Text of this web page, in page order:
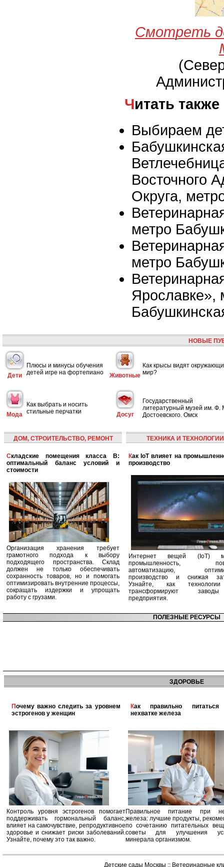
Смотреть
Читать также
Выбираем
Восточного
Округа,
метро
метро
Ярославке»,
НОВЫЕ
Дети
Плюсы и минусы обучения
детей игре на фортепиано
Животные
Как крысы видят
мир?
Мода
Как выбрать и носить
стильные перчатки
Досуг
Государственный
литературный музей им. Ф.
Достоевского. Омск
ДОМ, СТРОИТЕЛЬСТВО, РЕМОНТ
Складские помещения класса B:
оптимальный баланс условий и
стоимости
Организация хранения требует
грамотного подхода к выбору
подходящего пространства. Склад
должен не только обеспечивать
сохранность товаров, но и помогать
оптимизировать внутренние процессы,
сокращать издержки и упрощать
работу с грузами.
ТЕХНИКА И ТЕХНОЛОГИИ
Как IoT влияет на промышленность и
производство
Интернет вещей (IoT)
промышленность,
автоматизацию,
производство и снижая
Узнайте, как
трансформируют
предприятия.
ПОЛЕЗНЫЕ РЕСУРСЫ
ЗДОРОВЬЕ
Почему важно следить за уровнем
эстрогенов у женщин
Контроль уровня эстрогенов помогает
поддерживать гормональный баланс,
влияет на самочувствие, репродуктивное
здоровье и снижает риски заболеваний.
Узнайте, почему это так важно.
Как правильно питаться при
нехватке железа
Правильное питание при
железа: лучшие продукты,
по сочетанию питательных
советы для улучшения
минерала организмом.
Детские сады Москвы :: Ветеринарные